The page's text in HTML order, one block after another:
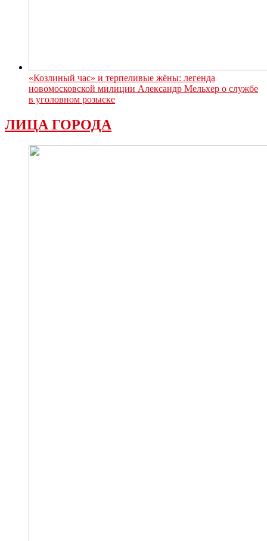
«Козлиный час» и терпеливые жёны: легенда
новомосковской милиции Александр Мельхер о службе
в уголовном розыске
ЛИЦА ГОРОДА